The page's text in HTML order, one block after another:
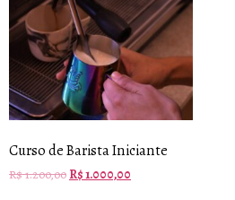
Curso de Barista Iniciante
R$1.200,00R$1.000,00